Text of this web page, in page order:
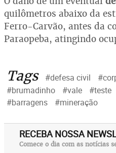
quilômetros abaixo da
Ferro-Carvão, antes da
Paraopeba, atingindo
Tags #defesa civil
#brumadinho
#vale #teste
#barragens
#mineração
RECEBA NOSSA
Comece o dia com as notícias